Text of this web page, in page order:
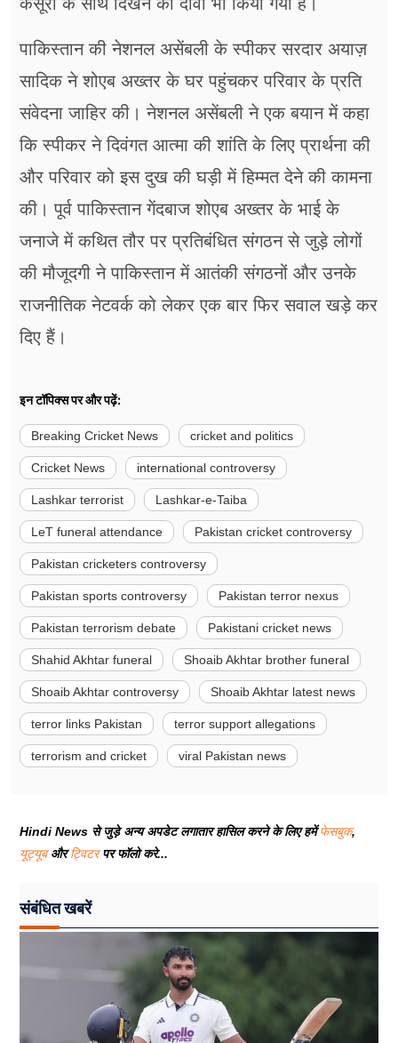
पाकिस्तान की नेशनल असेंबली के स्पीकर सरदार अयाज़
सादिक ने शोएब अख्तर के घर पहुंचकर परिवार के प्रति
संवेदना जाहिर की। नेशनल असेंबली ने एक बयान में कहा
कि स्पीकर ने दिवंगत आत्मा की शांति के लिए प्रार्थना की
और परिवार को इस दुख की घड़ी में हिम्मत देने की कामना
की। पूर्व पाकिस्तान गेंदबाज शोएब अख्तर के भाई के
जनाजे में कथित तौर पर प्रतिबंधित संगठन से जुड़े लोगों
की मौजूदगी ने पाकिस्तान में आतंकी संगठनों और उनके
राजनीतिक नेटवर्क को लेकर एक बार फिर सवाल खड़े कर
दिए हैं।
इन टॉपिक्स पर और पढ़ें:
Breaking Cricket News cricket and politics
Cricket News international controversy
Lashkar terrorist Lashkar-e-Taiba
LeT funeral attendance Pakistan cricket controversy
Pakistan cricketers controversy
Pakistan sports controversy Pakistan terror nexus
Pakistan terrorism debate Pakistani cricket news
Shahid Akhtar funeral Shoaib Akhtar brother funeral
Shoaib Akhtar controversy Shoaib Akhtar latest news
terror links Pakistan terror support allegations
terrorism and cricket viral Pakistan news
Hindi News से जुड़े अन्य अपडेट लगातार हासिल करने के लिए हमेंफेसबुक,
यूट्यूबऔरट्विटरपर फॉलो करे...
संबंधित खबरें